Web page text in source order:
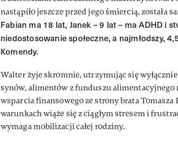
nastąpiło jeszcze przed jego śmiercią, została
Fabian ma 18 lat, Janek – 9 lat – ma ADHD i
niedostosowanie społeczne, a najmłodszy,
Komendy.
Walter żyje skromnie, utrzymując się
synów, alimentów z funduszu alimentacyjnego
wsparcia finansowego ze strony brata
warunkach wiąże się z ciągłym stresem i
wymaga mobilizacji całej rodziny.